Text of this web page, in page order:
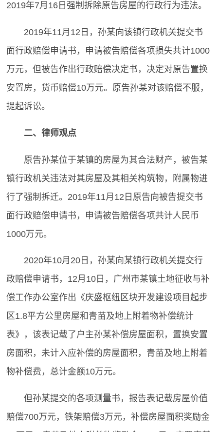
2019年7月16日强制拆除原告房屋的行政行为违法。
2019年11月12日，孙某向该镇行政机关提交书
面行政赔偿申请书，申请被告赔偿各项损失共计1000
万元，但被告作出行政赔偿决定书，决定对原告置换
安置房，货币赔偿10万元。原告孙某对该赔偿不服，
提起诉讼。
二、律师观点
原告孙某位于某镇的房屋为其合法财产，被告某
镇行政机关违法对其房屋及其相关构筑物，附属物进
行了强制拆迁。2019年11月12日原告向被告提交书
面行政赔偿申请书，申请被告赔偿各项共计人民币
1000万元。
2020年10月20日，孙某向某镇行政机关提交行
政赔偿申请书，12月10日，广州市某镇土地征收与补
偿工作办公室作出《庆盛枢纽区块开发建设项目起步
区1.8平方公里房屋和青苗及地上附着物补偿统计
表》，该表记载了户主孙某补偿房屋面积，置换安置
房面积，未计入应补偿的房屋面积，青苗及地上附着
物补偿费，总计金额10万元。
但孙某提交的各项测量书，报告表记载房屋价值
赔偿700万元，铁架赔偿3万元，补偿房屋面积奖励金